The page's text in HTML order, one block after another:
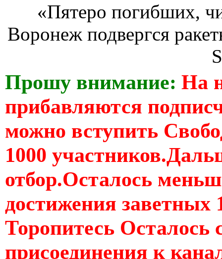
«Пятеро погибших,
Воронеж подвергся
Прошу внимание: На
прибавляются
можно вступить
1000
отбор.Осталось
достижения заветных
Торопитесь Осталось
присоединения к